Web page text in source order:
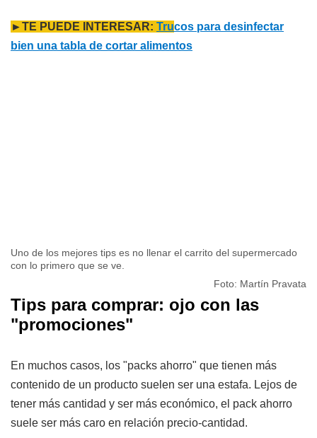
►TE PUEDE INTERESAR: Trucos para desinfectar
bien una tabla de cortar alimentos
Uno de los mejores tips es no llenar el carrito del supermercado
con lo primero que se ve.
Foto: Martín Pravata
Tips para comprar: ojo con las
"promociones"
En muchos casos, los "packs ahorro" que tienen más
contenido de un producto suelen ser una estafa. Lejos de
tener más cantidad y ser más económico, el pack ahorro
suele ser más caro en relación precio-cantidad.